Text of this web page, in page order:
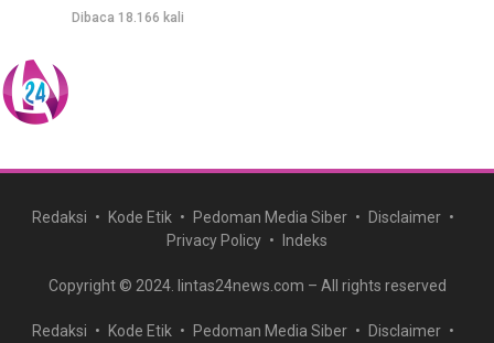
Dibaca 18.166 kali
Redaksi Kode Etik Pedoman Media Siber
Disclaimer
Privacy Policy
Indeks
Copyright © 2024. lintas24news.com – All rights reserved
Redaksi Kode Etik Pedoman Media Siber
Disclaimer